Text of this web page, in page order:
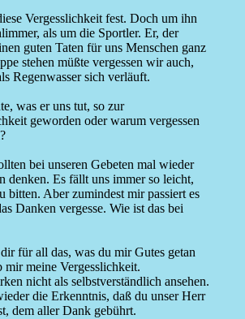
Vergesslichkeit fest. Doch um ihn
als um die Sportler. Er, der
guten Taten für uns Menschen ganz
stehen müßte vergessen wir auch,
Regenwasser sich verläuft.
was er uns tut, so zur
geworden oder warum vergessen
bei unseren Gebeten mal wieder
denken. Es fällt uns immer so leicht,
bitten. Aber zumindest mir passiert es
Danken vergesse. Wie ist das bei
für all das, was du mir Gutes getan
mir meine Vergesslichkeit.
nicht als selbstverständlich ansehen.
die Erkenntnis, daß du unser Herr
dem aller Dank gebührt.